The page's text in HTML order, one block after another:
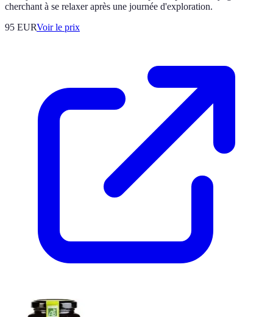
cherchant à se relaxer après une journée d'exploration.
95 EURVoir le prix